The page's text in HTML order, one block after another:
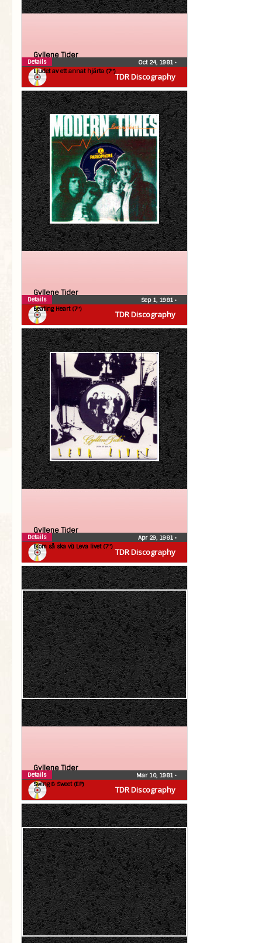
TDR Discography
Gyllene Tider
Ljudet av ett annat hjärta (7″)
Oct 24, 1981 •
Details
TDR Discography
Gyllene Tider
Beating Heart (7″)
Sep 1, 1981 •
Details
TDR Discography
Gyllene Tider
(Kom så ska vi) Leva livet (7″)
Apr 29, 1981 •
Details
TDR Discography
Gyllene Tider
Swing & Sweet (EP)
Mar 10, 1981 •
Details